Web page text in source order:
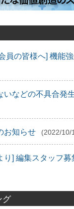
員の皆様へ] 機能
いなどの不具合発
お知らせ (2022/10/
り] 編集スタッフ
グ